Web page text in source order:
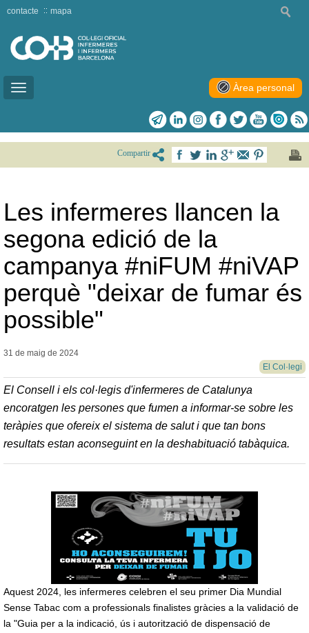
Toggle
contacte mapa
Àrea personal
Compartir
Les infermeres llancen la
segona edició de la
campanya #niFUM #niVAP
perquè "deixar de fumar és
possible"
31 de maig de 2024
El Col·legi
El Consell i els col·legis d'infermeres de Catalunya
encoratgen les persones que fumen a informar-se sobre les
teràpies que ofereix el sistema de salut i que tan bons
resultats estan aconseguint en la deshabituació tabàquica.
Aquest 2024, les infermeres celebren el seu primer Dia Mundial
Sense Tabac com a professionals finalistes gràcies a la validació de
la "Guia per a la indicació, ús i autorització de dispensació de